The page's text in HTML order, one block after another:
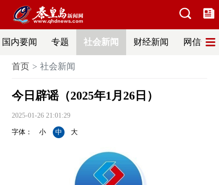
国内要闻 专题 社会新闻 财经新闻 网信普法
首页 社会新闻
今日辟谣（2025年1月26日）
2025-01-26 21:01:29
字体： 小 中 大